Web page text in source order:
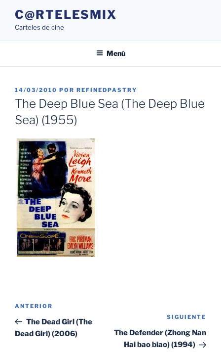
contenido
C@RTELESMIX
Carteles de cine
Menú
PUBLICADO
EL
14/03/2010 POR REFINEDPASTRY
The Deep Blue Sea (The Deep Blue
Sea) (1955)
entradas
Entrada
anterior:
ANTERIOR
The Dead Girl (The
Dead Girl) (2006)
SIGUIENTE
The Defender (Zhong Nan
Hai bao biao) (1994)